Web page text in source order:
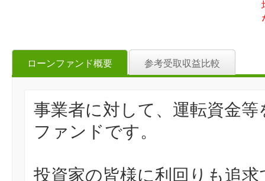
ローンファンド概要 参考受取収益比較
事業者に対して、運転資金
ファンドです。
投資家の皆様に利回りも追